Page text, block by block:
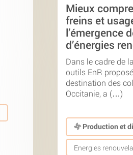
Mieux
freins et
l’émergence
d’énergies
Dans le cadre de
outils EnR
destination des
Occitanie, a (…)
Production et
Energies